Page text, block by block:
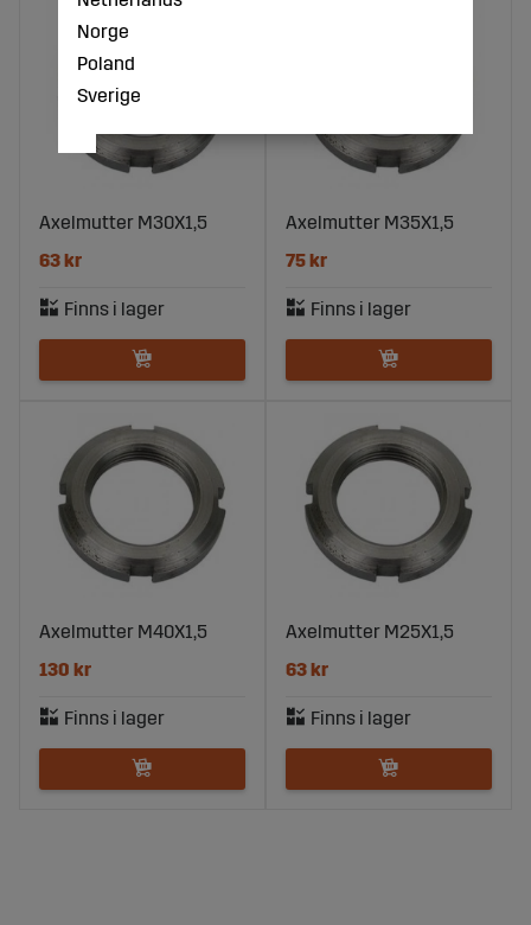
Axelmutter M30X1,5
63 kr
Axelmutter M35X1,5
75 kr
Axelmutter M40X1,5
130 kr
Axelmutter M25X1,5
63 kr
Norge
Poland
Sverige